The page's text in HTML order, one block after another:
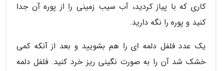
کاری که با پیاز کردید، آب سیب زمینی را از پوره آن جدا
کنید و پوره را نگه دارید.
یک عدد فلفل دلمه ای را هم بشویید و بعد از آنکه کمی
خشک شد آن را به صورت نگینی ریز خرد کنید. فلفل دلمه